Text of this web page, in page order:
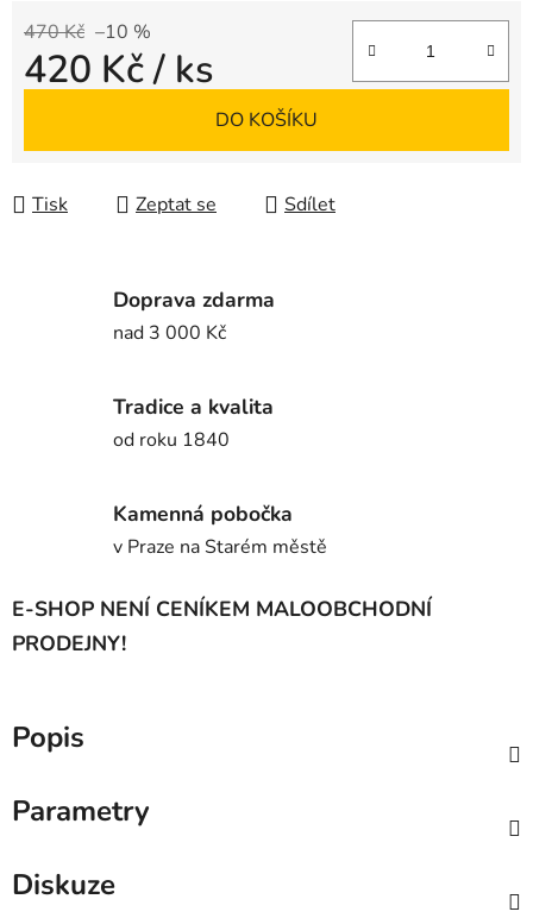
470 Kč –10 %
420 Kč/ ks
DO KOŠÍKU
Tisk Zeptat se Sdílet
Doprava zdarma
nad 3 000 Kč
Tradice a kvalita
od roku 1840
Kamenná pobočka
v Praze na Starém městě
E-SHOP NENÍ CENÍKEM MALOOBCHODNÍ
PRODEJNY!
Popis
Parametry
Diskuze